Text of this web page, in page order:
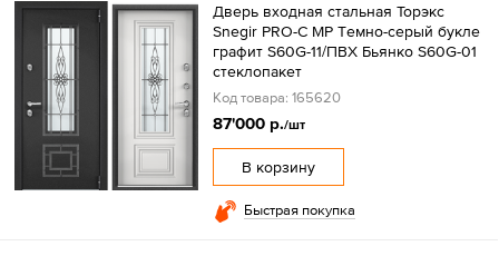
Дверь входная стальная Торэкс
Snegir PRO-C MP Tемно-серый букле
графит S60G-11/ПВХ Бьянко S60G-01
стеклопакет
Код товара: 165620
87'000 р./шт
В корзину
Быстрая покупка